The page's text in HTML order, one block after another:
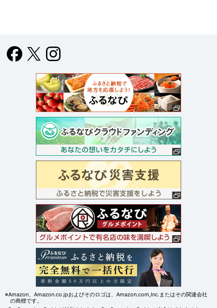
※Amazon、Amazon.co.jpおよびそのロゴは、Amazon.com,Inc.またはその関連会社
の商標です。